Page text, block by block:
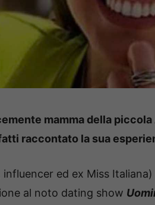
mamma della
raccontato la sua
influencer ed ex Miss
al noto dating show